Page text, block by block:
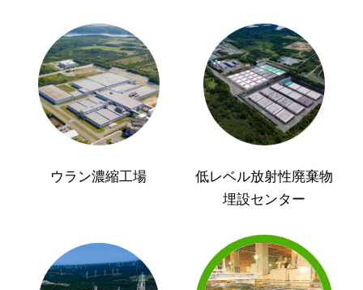
ウラン濃縮工場
低レベル放射性廃棄物
埋設センター